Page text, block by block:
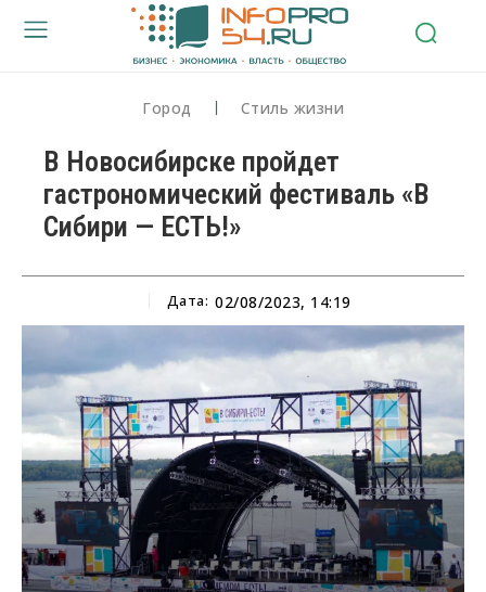
Город Стиль жизни
В Новосибирске пройдет
гастрономический фестиваль «В
Сибири — ЕСТЬ!»
Дата: 02/08/2023, 14:19